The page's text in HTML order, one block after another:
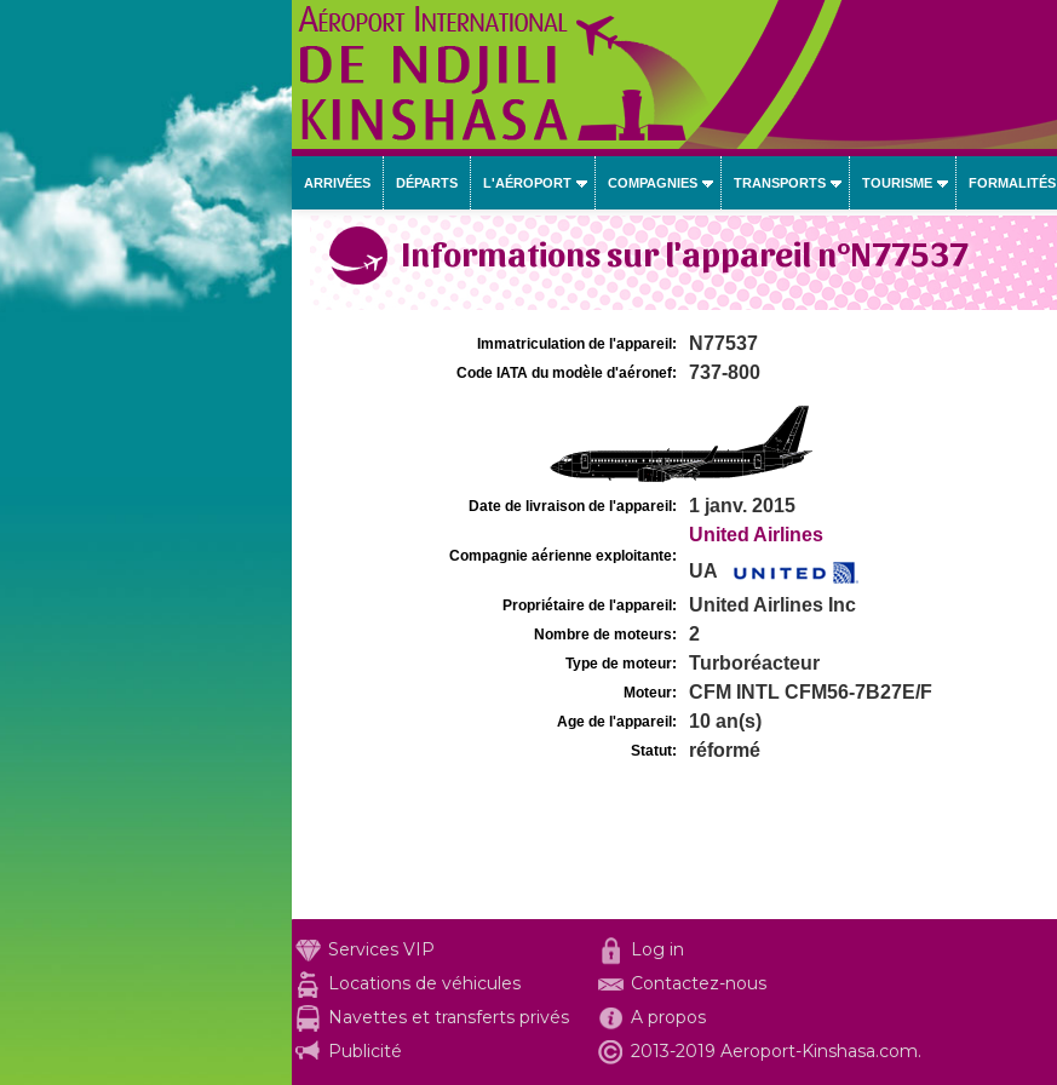
ARRIVÉES DÉPARTS L'AÉROPORT COMPAGNIES TRANSPORTS TOURISME FORMALITÉS
Informations sur l'appareil n°N77537
Immatriculation de l'appareil: N77537
Code IATA du modèle d'aéronef: 737-800
Date de livraison de l'appareil: 1 janv. 2015
Compagnie aérienne exploitante:
United Airlines
UA
Propriétaire de l'appareil: United Airlines Inc
Nombre de moteurs: 2
Type de moteur: Turboréacteur
Moteur: CFM INTL CFM56-7B27E/F
Age de l'appareil: 10 an(s)
Statut: réformé
Services VIP
Locations de véhicules
Navettes et transferts privés
Publicité
Log in
Contactez-nous
A propos
2013-2019 Aeroport-Kinshasa.com.